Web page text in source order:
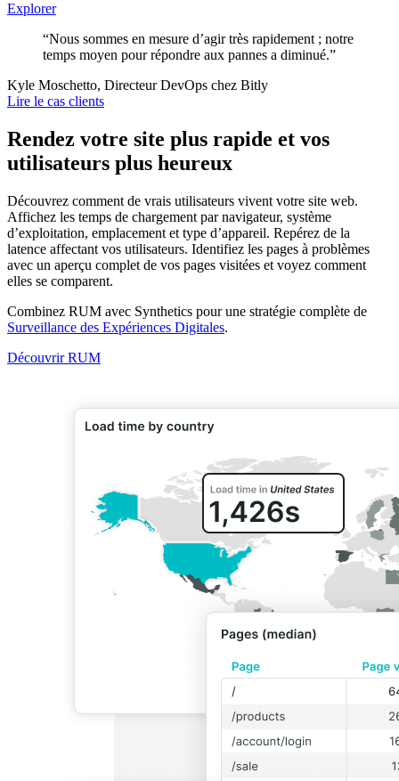
Explorer
“Nous sommes en mesure d’agir très rapidement ; notre
temps moyen pour répondre aux pannes a diminué.”
Kyle Moschetto, Directeur DevOps chez Bitly
Lire le cas clients
Rendez votre site plus rapide et vos
utilisateurs plus heureux
Découvrez comment de vrais utilisateurs vivent votre site web.
Affichez les temps de chargement par navigateur, système
d’exploitation, emplacement et type d’appareil. Repérez de la
latence affectant vos utilisateurs. Identifiez les pages à problèmes
avec un aperçu complet de vos pages visitées et voyez comment
elles se comparent.
Combinez RUM avec Synthetics pour une stratégie complète de
Surveillance des Expériences Digitales.
Découvrir RUM